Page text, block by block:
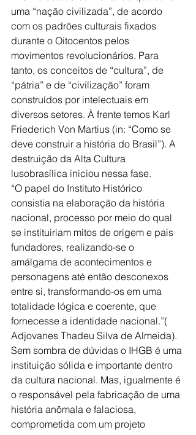
uma “nação civilizada”, de acordo
com os padrões culturais fixados
durante o Oitocentos pelos
movimentos revolucionários. Para
tanto, os conceitos de “cultura”, de
“pátria” e de “civilização” foram
construídos por intelectuais em
diversos setores. À frente temos Karl
Friederich Von Martius (in: “Como se
deve construir a história do Brasil”). A
destruição da Alta Cultura
lusobrasílica iniciou nessa fase.
“O papel do Instituto Histórico
consistia na elaboração da história
nacional, processo por meio do qual
se instituiriam mitos de origem e pais
fundadores, realizando-se o
amálgama de acontecimentos e
personagens até então desconexos
entre si, transformando-os em uma
totalidade lógica e coerente, que
fornecesse a identidade nacional.”(
Adjovanes Thadeu Silva de Almeida).
Sem sombra de dúvidas o IHGB é uma
instituição sólida e importante dentro
da cultura nacional. Mas, igualmente é
o responsável pela fabricação de uma
história anômala e falaciosa,
comprometida com um projeto